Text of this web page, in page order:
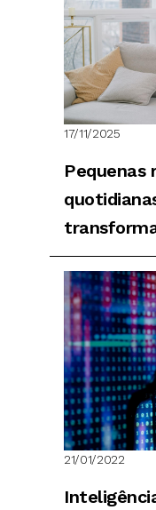
17/11/2025
Pequenas
21/01/2022